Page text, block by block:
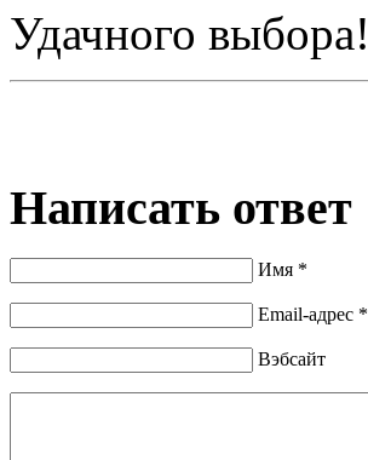
Удачного выбора!
Написать ответ
Имя *
Email-адрес *
Вэбсайт